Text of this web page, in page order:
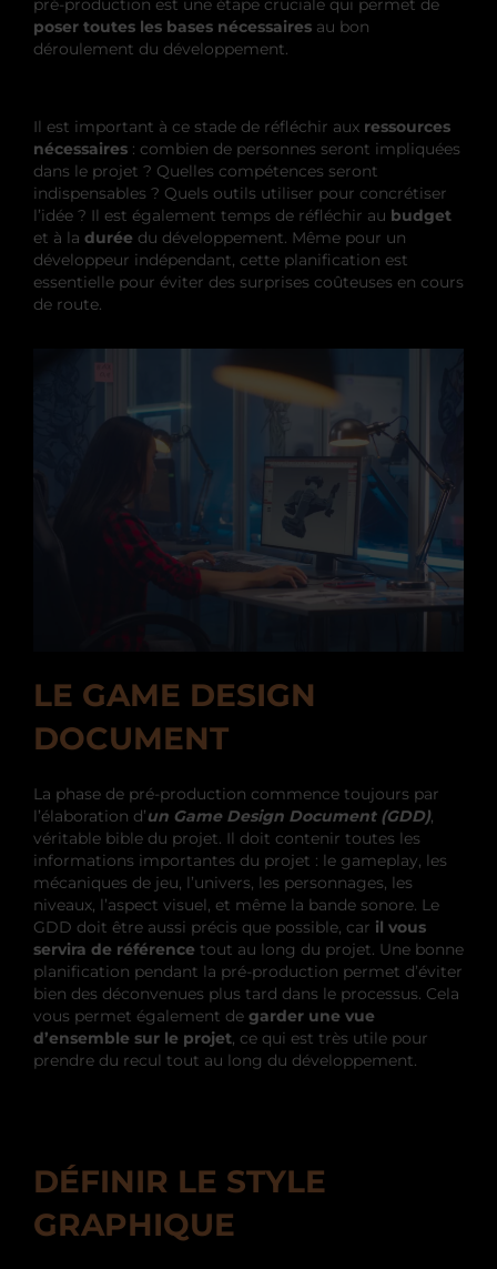
pré-production est une étape cruciale qui permet de
poser toutes les bases nécessaires au bon
déroulement du développement.
Il est important à ce stade de réfléchir aux ressources
nécessaires : combien de personnes seront impliquées
dans le projet ? Quelles compétences seront
indispensables ? Quels outils utiliser pour concrétiser
l’idée ? Il est également temps de réfléchir au budget
et à la durée du développement. Même pour un
développeur indépendant, cette planification est
essentielle pour éviter des surprises coûteuses en cours
de route.
LE GAME DESIGN
DOCUMENT
La phase de pré-production commence toujours par
l’élaboration d’un Game Design Document (GDD),
véritable bible du projet. Il doit contenir toutes les
informations importantes du projet : le gameplay, les
mécaniques de jeu, l’univers, les personnages, les
niveaux, l’aspect visuel, et même la bande sonore. Le
GDD doit être aussi précis que possible, car il vous
servira de référence tout au long du projet. Une bonne
planification pendant la pré-production permet d’éviter
bien des déconvenues plus tard dans le processus. Cela
vous permet également de garder une vue
d’ensemble sur le projet, ce qui est très utile pour
prendre du recul tout au long du développement.
DÉFINIR LE STYLE
GRAPHIQUE